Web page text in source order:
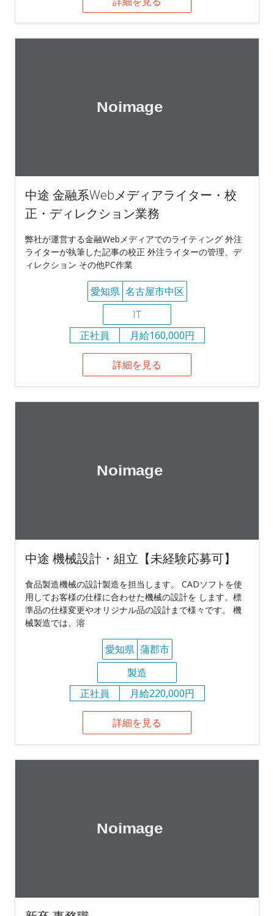
中途 金融系Webメディアライター・校
正・ディレクション業務
弊社が運営する金融Webメディアでのライティング 外注
ライターが執筆した記事の校正 外注ライターの管理、デ
ィレクション その他PC作業
愛知県 名古屋市中区
IT
正社員
月給160,000円
詳細を見る
中途 機械設計・組立【未経験応募可】
食品製造機械の設計製造を担当します。 CADソフトを使
用してお客様の仕様に合わせた機械の設計を します。標
準品の仕様変更やオリジナル品の設計まで様々です。 機
械製造では、溶
愛知県 蒲郡市
製造
正社員
月給220,000円
詳細を見る